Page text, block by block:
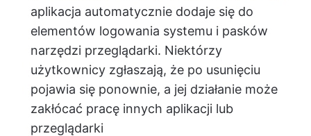
aplikacja automatycznie dodaje się do
elementów logowania systemu i pasków
narzędzi przeglądarki. Niektórzy
użytkownicy zgłaszają, że po usunięciu
pojawia się ponownie, a jej działanie może
zakłócać pracę innych aplikacji lub
przeglądarki